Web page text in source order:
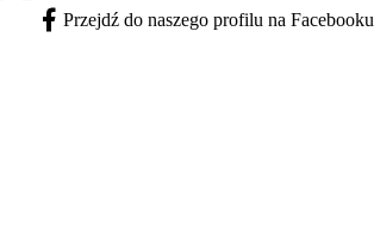
Facebook - otwiera się w nowej karcie
Przejdź do naszego profilu na Facebooku